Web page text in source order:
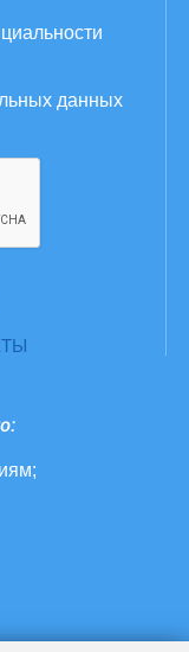
данных